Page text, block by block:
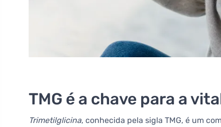
TMG é a chave para a
Trimetilglicina, conhecida pela sigla TMG, é um